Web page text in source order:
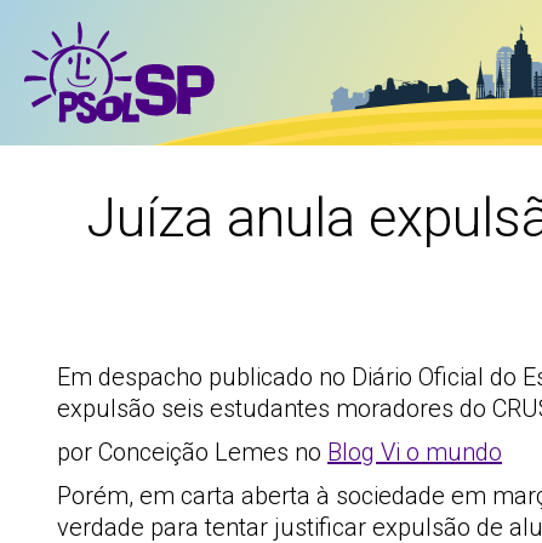
Juíza anula
Em despacho publicado no Diário Oficial do
expulsão seis estudantes moradores do
por Conceição Lemes no Blog Vi o mundo
Porém, em carta aberta à sociedade em
verdade para tentar justificar expulsão de